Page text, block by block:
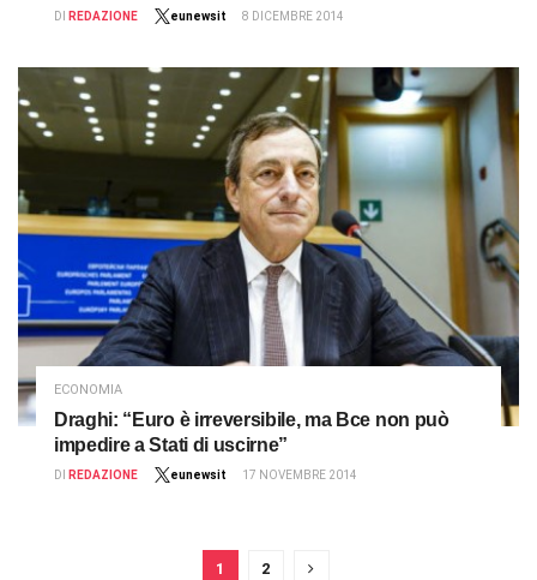
DI REDAZIONE eunewsit 8 DICEMBRE 2014
ECONOMIA
Draghi: “Euro è irreversibile, ma Bce non può
impedire a Stati di uscirne”
DI REDAZIONE eunewsit 17 NOVEMBRE 2014
1 2